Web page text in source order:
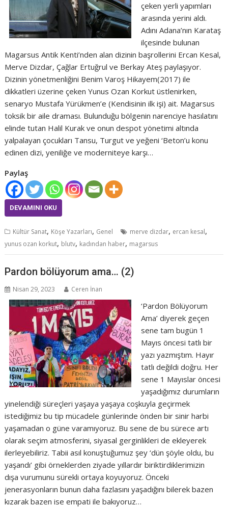
çeken yerli yapımları
arasında yerini aldı.
Adını Adana’nın Karataş
ilçesinde bulunan
Magarsus Antik Kenti’nden alan dizinin başrollerini Ercan Kesal,
Merve Dizdar, Çağlar Ertuğrul ve Berkay Ateş paylaşıyor.
Dizinin yönetmenliğini Benim Varoş Hikayem(2017) ile
dikkatleri üzerine çeken Yunus Ozan Korkut üstlenirken,
senaryo Mustafa Yürükmen’e (Kendisinin ilk işi) ait. Magarsus
toksik bir aile draması. Bulunduğu bölgenin narenciye hasılatını
elinde tutan Halil Kurak ve onun despot yönetimi altında
yalpalayan çocukları Tansu, Turgut ve yeğeni ‘Beton’u konu
edinen dizi, yeniliğe ve moderniteye karşı…
Paylaş
DEVAMINI OKU
Kültür Sanat, Köşe Yazarları, Genel merve dizdar, ercan kesal,
yunus ozan korkut, blutv, kadından haber, magarsus
Pardon bölüyorum ama… (2)
Nisan 29, 2023 Ceren İnan
‘Pardon Bölüyorum
Ama’ diyerek geçen
sene tam bugün 1
Mayıs öncesi tatlı bir
yazı yazmıştım. Hayır
tatlı değildi doğru. Her
sene 1 Mayıslar öncesi
yaşadığımız durumların
yinelendiği süreçleri yaşaya yaşaya coşkuyla geçirmek
istediğimiz bu tip mücadele günlerinde önden bir sinir harbi
yaşamadan o güne varamıyoruz. Bu sene de bu sürece artı
olarak seçim atmosferini, siyasal gerginlikleri de ekleyerek
ilerleyebiliriz. Tabii asıl konuştuğumuz şey ‘dün şöyle oldu, bu
yaşandı’ gibi örneklerden ziyade yıllardır biriktirdiklerimizin
dışa vurumunu sürekli ortaya koyuyoruz. Önceki
jenerasyonların bunun daha fazlasını yaşadığını bilerek bazen
kızarak bazen ise empati ile bakıyoruz…